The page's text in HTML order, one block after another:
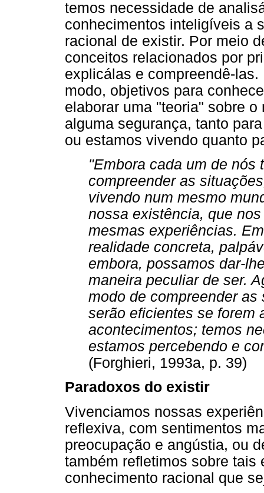
temos necessidade de
conhecimentos inteligíveis a
racional de existir. Por meio
conceitos relacionados por
explicálas e compreendê-
modo, objetivos para
elaborar uma "teoria" sobre
alguma segurança, tanto
ou estamos vivendo quanto
"Embora cada um de nós
compreender as
vivendo num mesmo
nossa existência, que
mesmas experiências.
realidade concreta,
embora, possamos dar-
maneira peculiar de ser.
modo de compreender
serão eficientes se forem
acontecimentos; temos
estamos percebendo e
(Forghieri, 1993a, p. 39)
Paradoxos do existir
Vivenciamos nossas
reflexiva, com sentimentos
preocupação e angústia, ou
também refletimos sobre tais
conhecimento racional que